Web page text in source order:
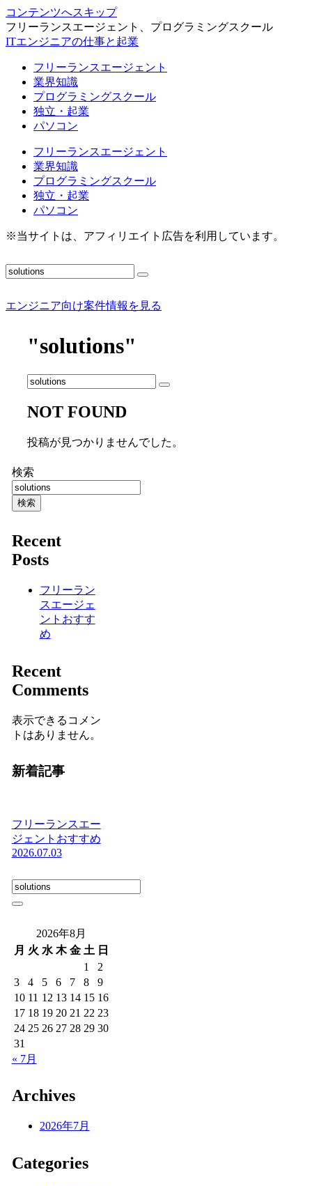
コンテンツへスキップ
フリーランスエージェント、プログラミングスクール
ITエンジニアの仕事と起業
フリーランスエージェント
業界知識
プログラミングスクール
独立・起業
パソコン
フリーランスエージェント
業界知識
プログラミングスクール
独立・起業
パソコン
※当サイトは、アフィリエイト広告を利用しています。
エンジニア向け案件情報を見る
"solutions"
NOT FOUND
投稿が見つかりませんでした。
検索
検索
Recent
Posts
フリーラン
スエージェ
ントおすす
め
Recent
Comments
表示できるコメン
トはありません。
新着記事
フリーランスエー
ジェントおすすめ
2026.07.03
2026年8月
月 火 水 木 金 土 日
1
2
3
4 5 6 7 8
9
10 11 12 13 14 15 16
17 18 19 20 21 22 23
24 25 26 27 28 29 30
31
« 7月
Archives
2026年7月
Categories